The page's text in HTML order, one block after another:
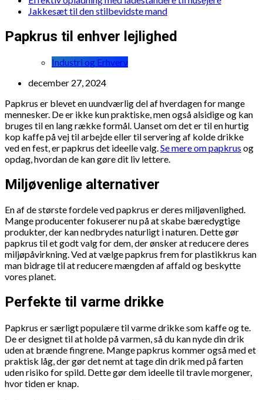
Jakkesæt til den stilbevidste mand
Papkrus til enhver lejlighed
Industri og Erhverv
december 27, 2024
Papkrus er blevet en uundværlig del af hverdagen for mange
mennesker. De er ikke kun praktiske, men også alsidige og kan
bruges til en lang række formål. Uanset om det er til en hurtig
kop kaffe på vej til arbejde eller til servering af kolde drikke
ved en fest, er papkrus det ideelle valg. Se mere om papkrus og
opdag, hvordan de kan gøre dit liv lettere.
Miljøvenlige alternativer
En af de største fordele ved papkrus er deres miljøvenlighed.
Mange producenter fokuserer nu på at skabe bæredygtige
produkter, der kan nedbrydes naturligt i naturen. Dette gør
papkrus til et godt valg for dem, der ønsker at reducere deres
miljøpåvirkning. Ved at vælge papkrus frem for plastikkrus kan
man bidrage til at reducere mængden af affald og beskytte
vores planet.
Perfekte til varme drikke
Papkrus er særligt populære til varme drikke som kaffe og te.
De er designet til at holde på varmen, så du kan nyde din drik
uden at brænde fingrene. Mange papkrus kommer også med et
praktisk låg, der gør det nemt at tage din drik med på farten
uden risiko for spild. Dette gør dem ideelle til travle morgener,
hvor tiden er knap.